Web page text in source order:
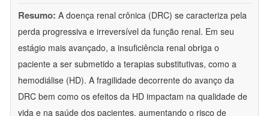
Resumo: A doença renal crônica (DRC) se caracteriza pela
perda progressiva e irreversível da função renal. Em seu
estágio mais avançado, a insuficiência renal obriga o
paciente a ser submetido a terapias substitutivas, como a
hemodiálise (HD). A fragilidade decorrente do avanço da
DRC bem como os efeitos da HD impactam na qualidade de
vida e na saúde dos pacientes, aumentando o risco de